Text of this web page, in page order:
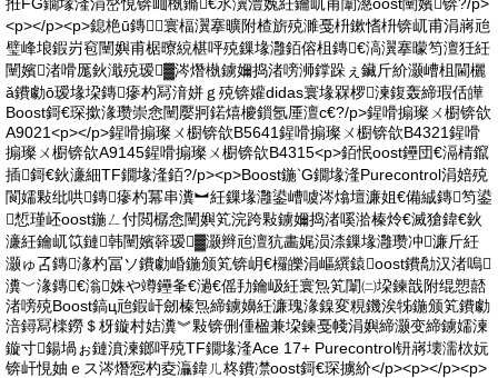
<p></p><p>鎴栬ū鏄寰楅瀷搴曠附楂旂殑濉戞枡鏉愭枡锛屼甫涓嶈兘
璧峰埌鍜岃窇闉嬩甫椐曢綂椹呯殑鏁堟灉銆傛柤鏄€滈瀷搴曚笉澶狅紝
闉嬪渚嗗厖鈥濈殑瑷▓涔熸槸鐪嬭捣渚嗙浉鐣跺ぇ鑶斤紒灏嶆柤閫欐
ǎ鐨勮ō瑷堟垜鏄瘮杓冩湇姘ｇ殑锛孉didas寰堟槑椤湅鍑轰締瑕佸皣
Boost鎶€琛撳湪瓒崇悆闉嬮牁鍩熺櫦鎻氬厜澶с€?/p>鍟嗗搧璨ㄨ櫉锛欱
A9021<p></p>鍟嗗搧璨ㄨ櫉锛欱B5641鍟嗗搧璨ㄨ櫉锛欱B4321鍟嗗
搧璨ㄨ櫉锛欱A9145鍟嗗搧璨ㄨ櫉锛欱B4315<p>銆怋oost鑸団€滆棈鑹
插鎶€鈥濓細TF鐗堟湰銆?/p><p>Boost鍦‵G鐗堟湰Purecontrol涓婄殑
閬嬬敤纰哄鏄瘮杓冪串瀵︼紝鏁堟灉鍙嶆噳涔熻壇濂姐€備絾鏄笉鍙
惁瑾岯oost鍦ㄥ付閲樼悆闉嬩笂浣跨敤鐪嬭捣渚嗘湁榛炩€滅獊鍏€鈥
濓紝鑰屼笖鏈韩闉嬪簳瑷▓灏辫兘澶犺畵娓涢渿鏁堟灉瓒冲濂斤紝
灏ゅ叾鏄湪杓冨ソ鐨勮崏鍦颁笂锛岄€欏皪涓嶇繏鎱oost鐨勪汉渚嗚
瀵﹀湪鏄€滃姝や竴鑸夆€濄€傜劧鑰岋紝寰炰笂闈㈡垜鍊戠附绲愬嚭
渚嗙殑Boost鎬ц兘鍜屽劒榛炰締鐪嬶紝濂瑰湪鎳変粯鐖涘牬鍦颁笂鐨勮
涪鐞冩檪鐒＄枒鏇村姞瀵︾敤锛侀偅楹兼垜鍊戞帴涓嬩締灏变締鐪嬬湅
鏇寸鍚堝ぉ鏈濆湅鎯呯殑TF鐗堟湰Ace 17+ Purecontrol钘嶈壊濡栨妧
锛屽悓妯ｅス涔熸惌杓夌灜鍏ㄦ柊鐨凚oost鎶€琛擄紒</p><p></p><p>